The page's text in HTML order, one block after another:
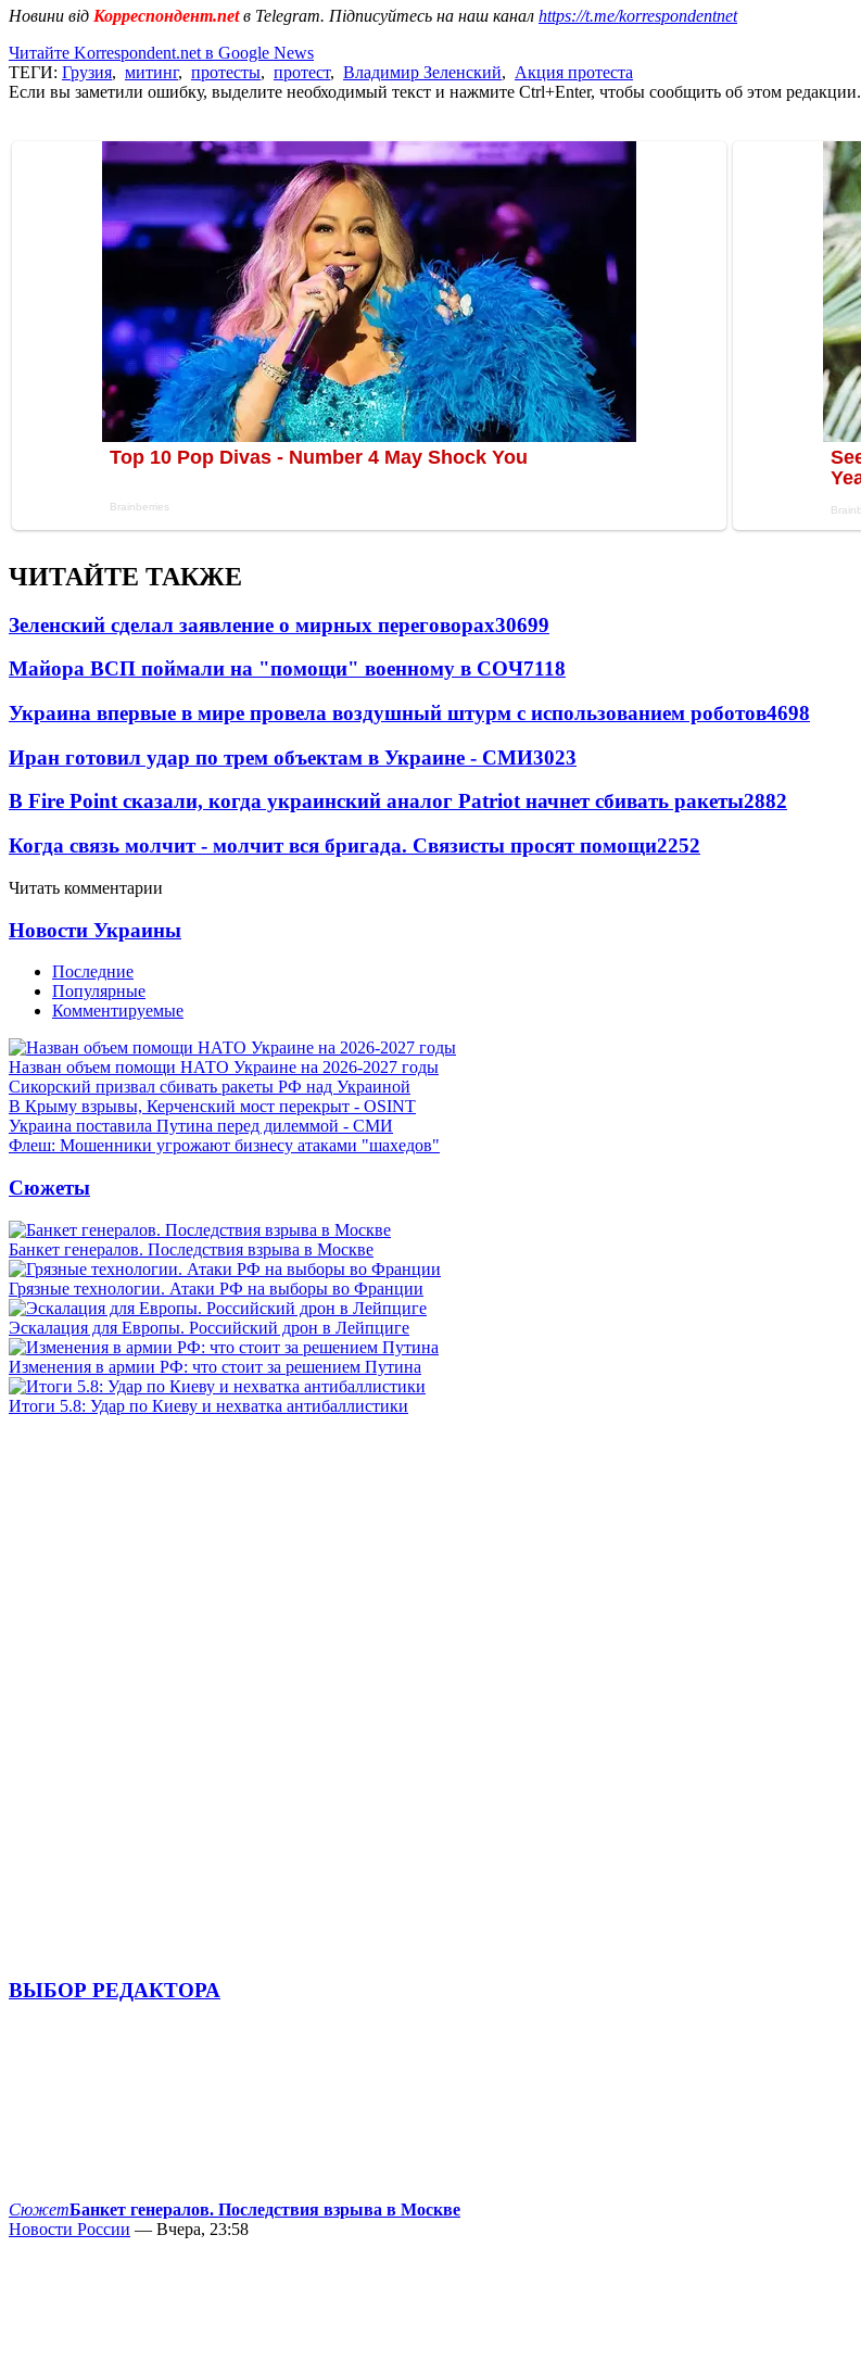
Новини від Корреспондент.netв Telegram. Підписуйтесь на наш канал https://t.me/korrespondentnet
Читайте Korrespondent.net в Google News
ТЕГИ: Грузия, митинг, протесты, протест, Владимир Зеленский, Акция протеста
Если вы заметили ошибку, выделите необходимый текст и нажмите Ctrl+Enter, чтобы сообщить об этом редакции.
ЧИТАЙТЕ ТАКЖЕ
Зеленский сделал заявление о мирных переговорах30699
Майора ВСП поймали на "помощи" военному в СОЧ7118
Украина впервые в мире провела воздушный штурм с использованием роботов4698
Иран готовил удар по трем объектам в Украине - СМИ3023
В Fire Point сказали, когда украинский аналог Patriot начнет сбивать ракеты2882
Когда связь молчит - молчит вся бригада. Связисты просят помощи2252
Читать комментарии
Новости Украины
Последние
Популярные
Комментируемые
Назван объем помощи НАТО Украине на 2026-2027 годы
Сикорский призвал сбивать ракеты РФ над Украиной
В Крыму взрывы, Керченский мост перекрыт - OSINT
Украина поставила Путина перед дилеммой - СМИ
Флеш: Мошенники угрожают бизнесу атаками "шахедов"
Сюжеты
Банкет генералов. Последствия взрыва в Москве
Грязные технологии. Атаки РФ на выборы во Франции
Эскалация для Европы. Российский дрон в Лейпциге
Изменения в армии РФ: что стоит за решением Путина
Итоги 5.8: Удар по Киеву и нехватка антибаллистики
ВЫБОР РЕДАКТОРА
СюжетБанкет генералов. Последствия взрыва в Москве
Новости России — Вчера, 23:58